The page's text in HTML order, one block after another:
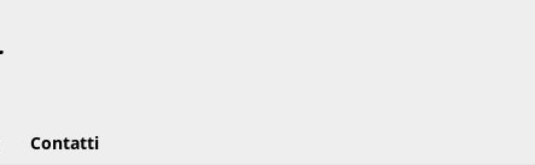
Contatti